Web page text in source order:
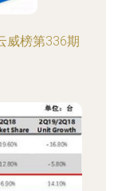
威榜第336期